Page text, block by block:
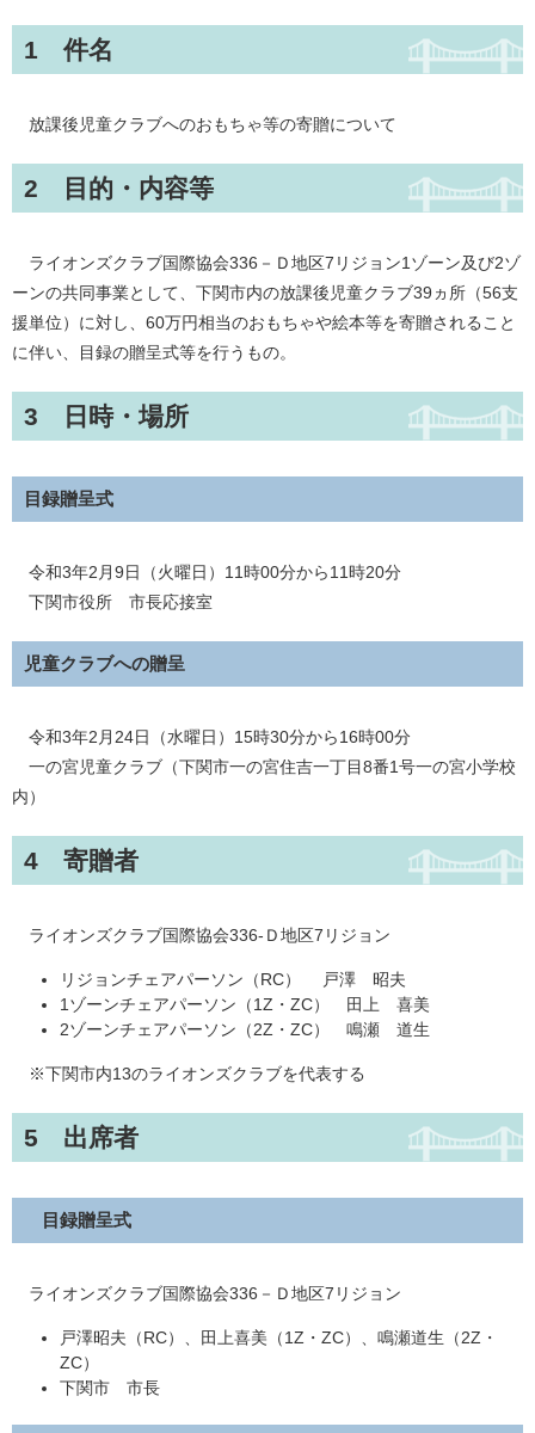
1 件名
放課後児童クラブへのおもちゃ等の寄贈について
2 目的・内容等
ライオンズクラブ国際協会336－Ｄ地区7リジョン1ゾーン及び2ゾ
ーンの共同事業として、下関市内の放課後児童クラブ39ヵ所（56支
援単位）に対し、60万円相当のおもちゃや絵本等を寄贈されること
に伴い、目録の贈呈式等を行うもの。
3 日時・場所
目録贈呈式
令和3年2月9日（火曜日）11時00分から11時20分
下関市役所 市長応接室
児童クラブへの贈呈
令和3年2月24日（水曜日）15時30分から16時00分
一の宮児童クラブ（下関市一の宮住吉一丁目8番1号一の宮小学校
内）
4 寄贈者
ライオンズクラブ国際協会336-Ｄ地区7リジョン
リジョンチェアパーソン（RC） 戸澤 昭夫
1ゾーンチェアパーソン（1Z・ZC） 田上 喜美
2ゾーンチェアパーソン（2Z・ZC） 鳴瀬 道生
※下関市内13のライオンズクラブを代表する
5 出席者
目録贈呈式
ライオンズクラブ国際協会336－Ｄ地区7リジョン
戸澤昭夫（RC）、田上喜美（1Z・ZC）、鳴瀬道生（2Z・
ZC）
下関市 市長